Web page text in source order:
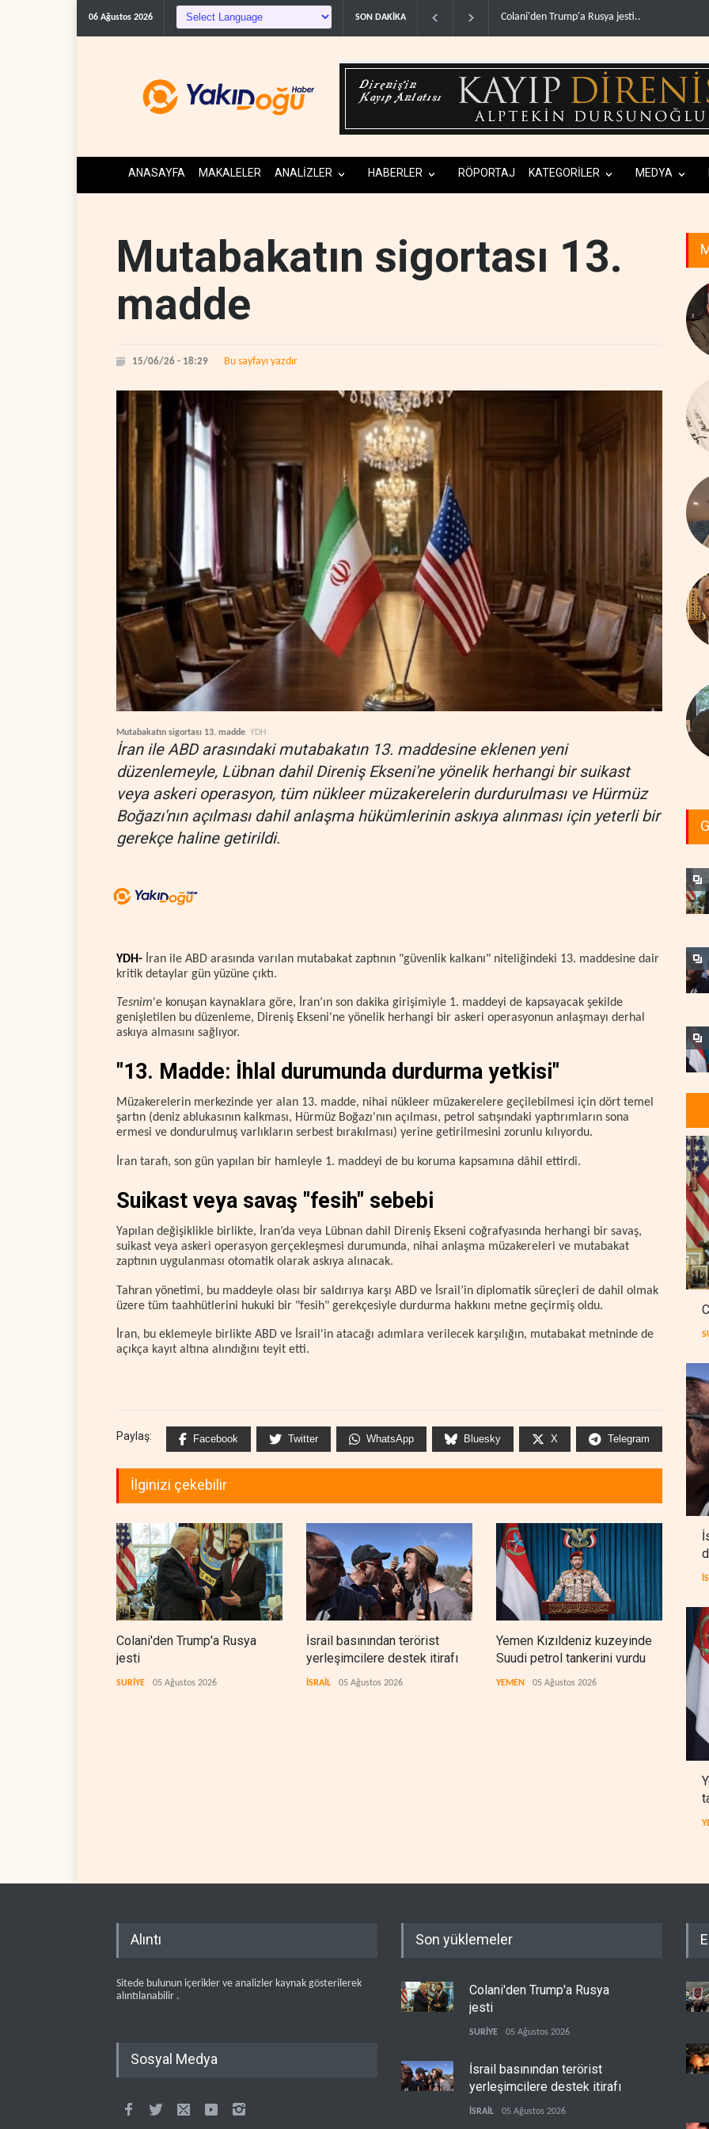
06 Ağustos 2026 SON DAKİKA
Colani'den Trump'a Rusya jesti.. İsrail basınından terörist yerleşimcilere destek
ANASAYFA MAKALELER ANALİZLER HABERLER RÖPORTAJ KATEGORİLER MEDYA
Mutabakatın sigortası 13.
madde
15/06/26 - 18:29 Bu sayfayı yazdır
Mutabakatın sigortası 13. madde YDH
İran ile ABD arasındaki mutabakatın 13. maddesine eklenen yeni
düzenlemeyle, Lübnan dahil Direniş Ekseni'ne yönelik herhangi bir suikast
veya askeri operasyon, tüm nükleer müzakerelerin durdurulması ve Hürmüz
Boğazı'nın açılması dahil anlaşma hükümlerinin askıya alınması için yeterli bir
gerekçe haline getirildi.
YDH- İran ile ABD arasında varılan mutabakat zaptının "güvenlik kalkanı" niteliğindeki 13. maddesine dair
kritik detaylar gün yüzüne çıktı.
Tesnim'e konuşan kaynaklara göre, İran’ın son dakika girişimiyle 1. maddeyi de kapsayacak şekilde
genişletilen bu düzenleme, Direniş Ekseni'ne yönelik herhangi bir askeri operasyonun anlaşmayı derhal
askıya almasını sağlıyor.
"13. Madde: İhlal durumunda durdurma yetkisi"
Müzakerelerin merkezinde yer alan 13. madde, nihai nükleer müzakerelere geçilebilmesi için dört temel
şartın (deniz ablukasının kalkması, Hürmüz Boğazı'nın açılması, petrol satışındaki yaptırımların sona
ermesi ve dondurulmuş varlıkların serbest bırakılması) yerine getirilmesini zorunlu kılıyordu.
İran tarafı, son gün yapılan bir hamleyle 1. maddeyi de bu koruma kapsamına dâhil ettirdi.
Suikast veya savaş "fesih" sebebi
Yapılan değişiklikle birlikte, İran’da veya Lübnan dahil Direniş Ekseni coğrafyasında herhangi bir savaş,
suikast veya askeri operasyon gerçekleşmesi durumunda, nihai anlaşma müzakereleri ve mutabakat
zaptının uygulanması otomatik olarak askıya alınacak.
Tahran yönetimi, bu maddeyle olası bir saldırıya karşı ABD ve İsrail’in diplomatik süreçleri de dahil olmak
üzere tüm taahhütlerini hukuki bir "fesih" gerekçesiyle durdurma hakkını metne geçirmiş oldu.
İran, bu eklemeyle birlikte ABD ve İsrail'in atacağı adımlara verilecek karşılığın, mutabakat metninde de
açıkça kayıt altına alındığını teyit etti.
Paylaş: Facebook Twitter WhatsApp Bluesky X Telegram
İlginizi çekebilir
Colani'den Trump'a Rusya
jesti
SURİYE 05 Ağustos 2026
İsrail basınından terörist
yerleşimcilere destek itirafı
İSRAİL 05 Ağustos 2026
Yemen Kızıldeniz kuzeyinde
Suudi petrol tankerini vurdu
YEMEN 05 Ağustos 2026
çıktı
Alıntı
Sitede bulunun içerikler ve analizler kaynak gösterilerek
alıntılanabilir .
Sosyal Medya
Son yüklemeler
Colani'den Trump'a Rusya
jesti
SURİYE 05 Ağustos 2026
İsrail basınından terörist
yerleşimcilere destek itirafı
İSRAİL 05 Ağustos 2026